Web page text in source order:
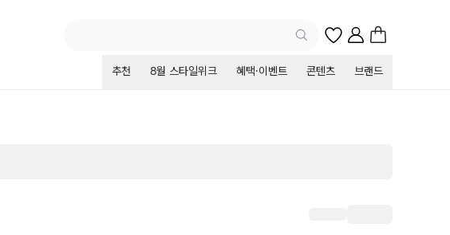
추천 8월 스타일위크 혜택·이벤트 콘텐츠 브랜드